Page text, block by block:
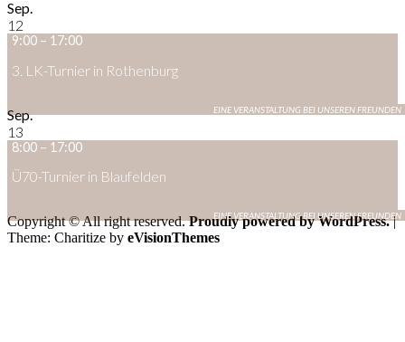
Sep.
12
9:00 – 17:00
3. LK-Turnier in Rothenburg
Sep.
13
8:00 – 17:00
Ü70-Turnier in Blaufelden
Copyright © All right reserved.Proudly powered by WordPress. |
Theme: Charitize by eVisionThemes